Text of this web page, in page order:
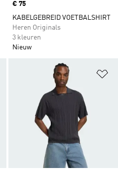
Price
€ 75
KABELGEBREID VOETBALSHIRT
Heren Originals
3 kleuren
Nieuw
Op verlanglijst zetten